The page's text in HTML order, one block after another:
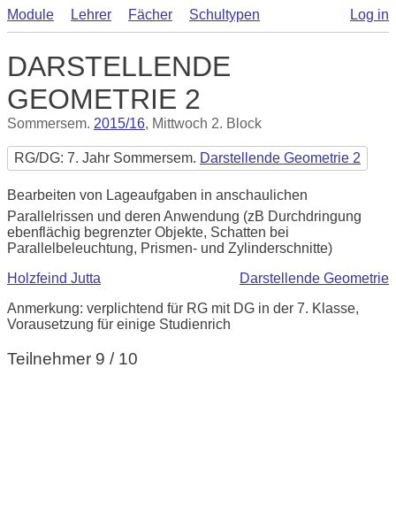
Module Lehrer Fächer Schultypen Log in
DARSTELLENDE
GEOMETRIE 2
Sommersem. 2015/16, Mittwoch 2. Block
RG/DG: 7. Jahr Sommersem. Darstellende Geometrie 2
Bearbeiten von Lageaufgaben in anschaulichen
Parallelrissen und deren Anwendung (zB Durchdringung
ebenflächig begrenzter Objekte, Schatten bei
Parallelbeleuchtung, Prismen- und Zylinderschnitte)
Darstellende Geometrie
Holzfeind Jutta
Anmerkung: verplichtend für RG mit DG in der 7. Klasse,
Vorausetzung für einige Studienrich
Teilnehmer 9 / 10